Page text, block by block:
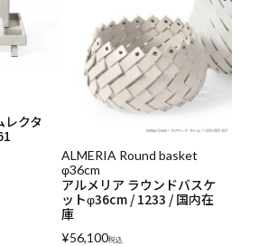
レクタ
ALMERIA Round basket
φ36cm
アルメリア ラウンドバスケ
ットφ36cm / 1233 / 国内在
庫
¥56,100税込